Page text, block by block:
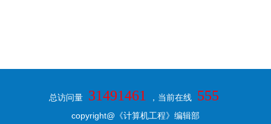
总访问量 31491461 ，当前在线 555
copyright@《计算机工程》编辑部